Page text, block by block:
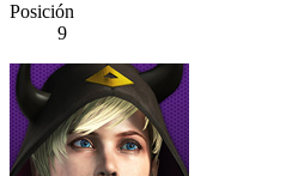
Posición
9